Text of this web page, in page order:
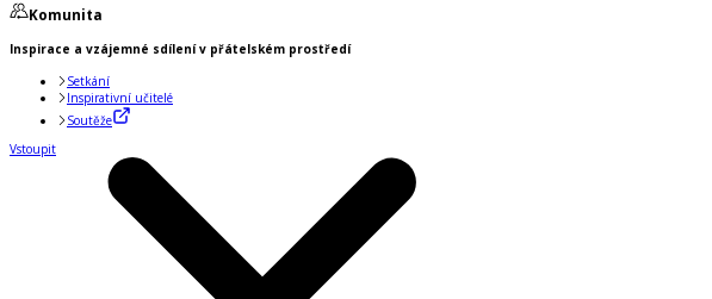
Komunita
Inspirace a vzájemné sdílení v přátelském prostředí
Setkání
Inspirativní učitelé
Soutěže
Vstoupit